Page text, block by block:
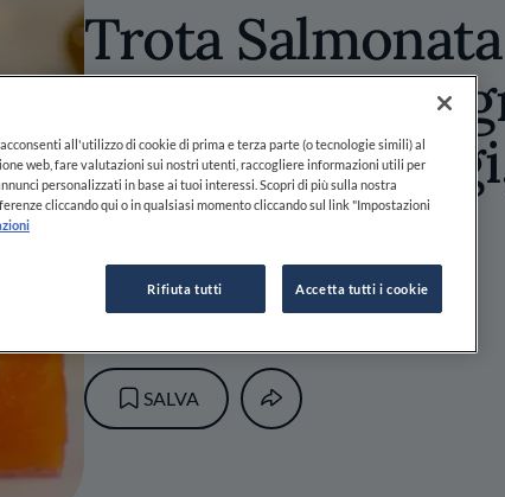
Trota Salmonata
Marinata agli
Yogurt,
Ammaccate
23 LUG 2013
SALVA
all'utilizzo di cookie di prima e terza parte (o tecnologie simili) al
web, fare valutazioni sui nostri utenti, raccogliere informazioni utili per
personalizzati in base ai tuoi interessi. Scopri di più sulla nostra
cliccando qui o in qualsiasi momento cliccando sul link "Impostazioni
Rifiuta tutti Accetta tutti i cookie